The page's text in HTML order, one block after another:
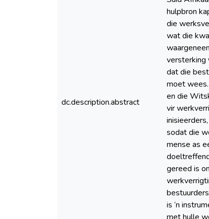
dc.description.abstract
hulpbron
die
wat die
versterking
dat die
moet
en die
vir
sodat die
mense as
gereed is
is ‘n